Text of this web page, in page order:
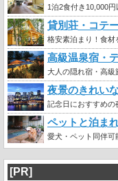
1泊2食付き10,000
貸別荘・コテ
格安素泊まり！食材
高級温泉宿・
大人の隠れ宿・高級
夜景のきれい
記念日におすすめの
ペットと泊ま
愛犬・ペット同伴可
[PR]